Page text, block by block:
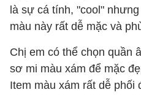
là sự cá tính, "cool"
màu này rất dễ mặc và
Chị em có thể chọn quần
sơ mi màu xám để mặc
Item màu xám rất dễ phối